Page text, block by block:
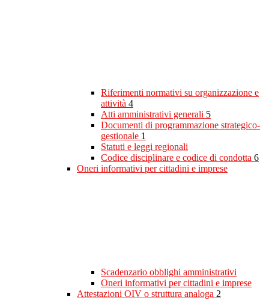
Riferimenti normativi su organizzazione e
attività 4
Atti amministrativi generali 5
Documenti di programmazione strategico-
gestionale 1
Statuti e leggi regionali
Codice disciplinare e codice di condotta 6
Oneri informativi per cittadini e imprese
Scadenzario obblighi amministrativi
Oneri informativi per cittadini e imprese
Attestazioni OIV o struttura analoga 2